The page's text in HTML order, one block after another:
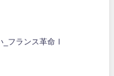
_フランス革命Ⅰ